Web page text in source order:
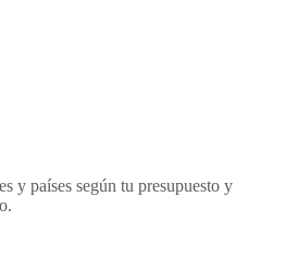
y países según tu presupuesto y